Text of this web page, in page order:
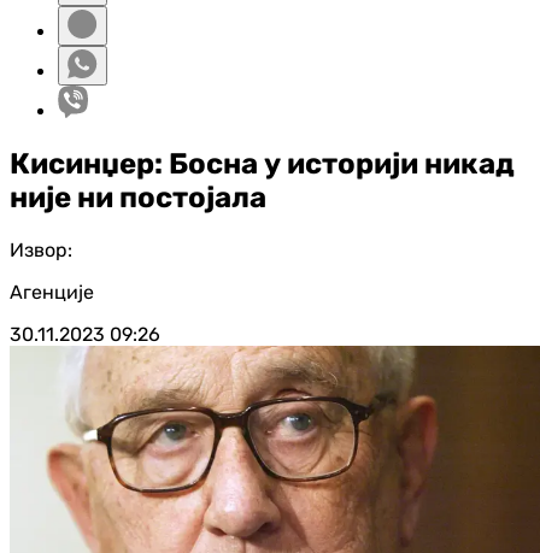
Кисинџер: Босна у историји никад
није ни постојала
Извор:
Агенције
30.11.2023 09:26